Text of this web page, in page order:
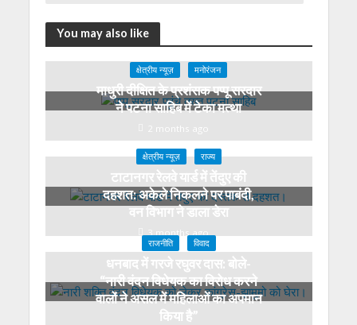
You may also like
क्षेत्रीय न्यूज़ मनोरंजन
माधुरी दीक्षित के प्रशंसक पप्पू सरदार
ने पटना साहिब में टेका मत्था
2 months ago
क्षेत्रीय न्यूज़ राज्य
टाटानगर रेलवे यार्ड में तेंदुए की
दहशत: अकेले निकलने पर पाबंदी,
वन विभाग ने डाला डेरा
3 months ago
राजनीति विवाद
धनबाद में गरजे रघुवर दास: बोले-
“नारी वंदन विधेयक का विरोध करने
वालों ने असल में महिलाओं का अपमान
किया है”